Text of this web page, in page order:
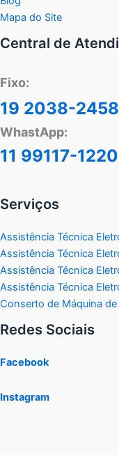
Mapa do Site
Central de
Fixo:
19 2038-2458
WhastApp:
11 99117-1220
Serviços
Assistência Técnica
Assistência Técnica
Assistência Técnica
Assistência Técnica
Conserto de Máquina
Redes Sociais
Facebook
Instagram